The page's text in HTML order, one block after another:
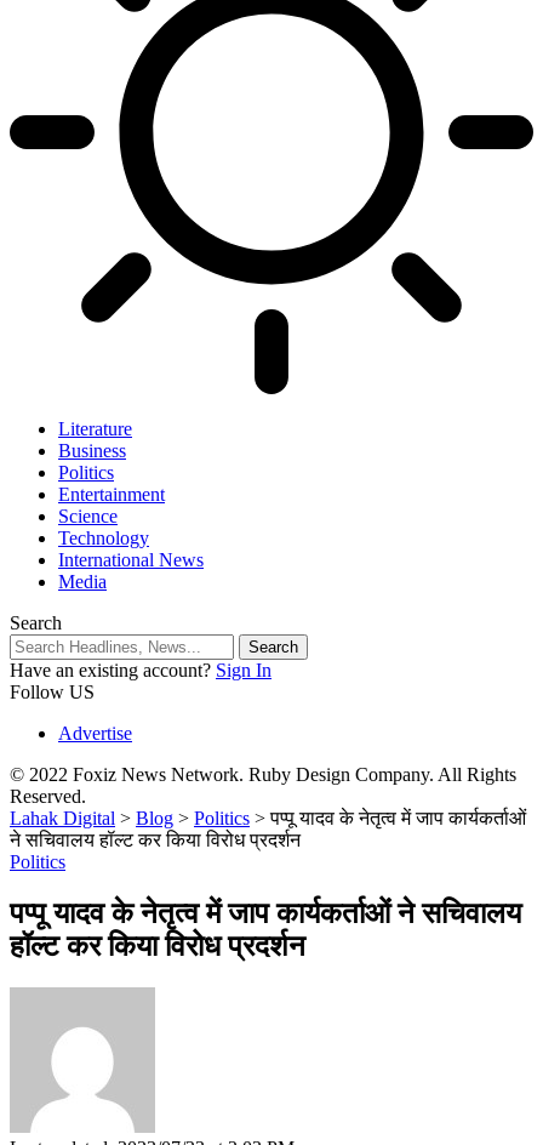
Literature
Business
Politics
Entertainment
Science
Technology
International News
Media
Search
Have an existing account? Sign In
Follow US
Advertise
© 2022 Foxiz News Network. Ruby Design Company. All Rights
Reserved.
Lahak Digital > Blog > Politics >पप्पू यादव के नेतृत्व में जाप कार्यकर्ताओं
ने सचिवालय हॉल्ट कर किया विरोध प्रदर्शन
Politics
पप्पू यादव के नेतृत्व में जाप कार्यकर्ताओं ने सचिवालय
हॉल्ट कर किया विरोध प्रदर्शन